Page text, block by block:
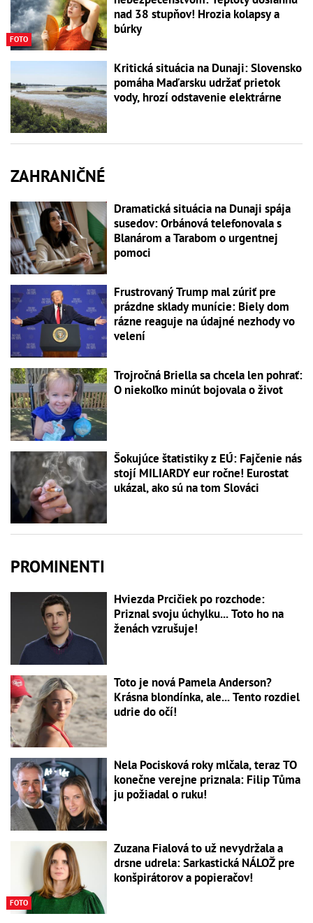
FOTO
nad 38 stupňov! Hrozia kolapsy a
búrky
Kritická situácia na Dunaji: Slovensko
pomáha Maďarsku udržať prietok
vody, hrozí odstavenie elektrárne
ZAHRANIČNÉ
Dramatická situácia na Dunaji spája
susedov: Orbánová telefonovala s
Blanárom a Tarabom o urgentnej
pomoci
Frustrovaný Trump mal zúriť pre
prázdne sklady munície: Biely dom
rázne reaguje na údajné nezhody vo
velení
Trojročná Briella sa chcela len pohrať:
O niekoľko minút bojovala o život
Šokujúce štatistiky z EÚ: Fajčenie nás
stojí MILIARDY eur ročne! Eurostat
ukázal, ako sú na tom Slováci
PROMINENTI
Hviezda Prcičiek po rozchode:
Priznal svoju úchylku... Toto ho na
ženách vzrušuje!
Toto je nová Pamela Anderson?
Krásna blondínka, ale... Tento rozdiel
udrie do očí!
Nela Pocisková roky mlčala, teraz TO
konečne verejne priznala: Filip Tůma
ju požiadal o ruku!
FOTO
Zuzana Fialová to už nevydržala a
drsne udrela: Sarkastická NÁLOŽ pre
konšpirátorov a popieračov!